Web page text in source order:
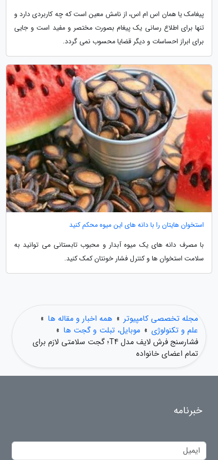
پیغامک یا همان اس ام اس، از نامش معین است که چه کاربردی دارد و
تنها برای اطلاع رسانی یک پیغام بصورت مختصر و مفید است و جایی
برای ابراز احساسات و دیگر قضایا محسوب نمی گردد.
استخوان هایتان را با دانه های این میوه محکم کنید
با مصرف دانه های یک میوه آبدار و محبوب تابستانی می توانید به
سلامت استخوان ها و کنترل فشار خونتان کمک کنید.
مجله تخصصی کامپیوتر » همه اخبار و مقاله ها »
علم و تکنولوژی » موبایل، تبلت و گجت ها »
فشارسنج فرش لایف مدل T4؛ گجت سلامتی لازم برای
تمام اعضای خانواده
خبرنامه